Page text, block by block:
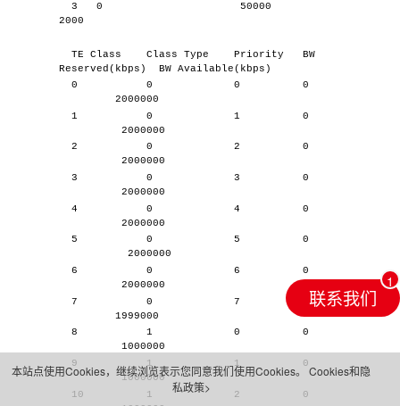
3 0 50000
2000
TE Class Class Type Priority BW
Reserved(kbps) BW Available(kbps)
0 0 0 0
2000000
1 0 1 0
2000000
2 0 2 0
2000000
3 0 3 0
2000000
4 0 4 0
2000000
5 0 5 0
2000000
6 0 6 0
2000000
7 0 7 1000
1999000
8 1 0 0
1000000
9 1 1 0
1000000
10 1 2 0
联系我们
本站点使用Cookies，继续浏览表示您同意我们使用Cookies。Cookies和隐
私政策>